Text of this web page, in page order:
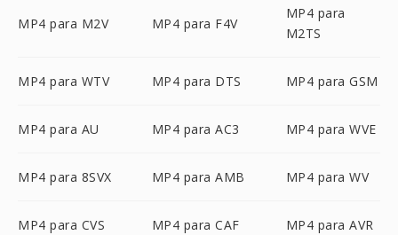
MP4 para M2V MP4 para F4V
MP4 para
M2TS
MP4 para WTV MP4 para DTS MP4 para GSM
MP4 para AU MP4 para AC3 MP4 para WVE
MP4 para 8SVX MP4 para AMB MP4 para WV
MP4 para CVS MP4 para CAF MP4 para AVR